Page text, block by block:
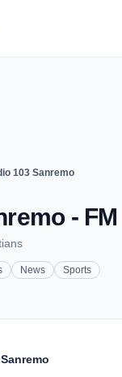
103 Sanremo
-
News Sports